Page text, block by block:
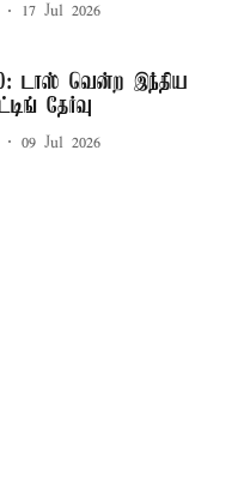
17 Jul 2026
டாஸ் வென்ற இந்திய
தேர்வு
09 Jul 2026